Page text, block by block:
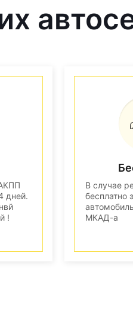
дней.
!
В случае
бесплатно
МКАД-а